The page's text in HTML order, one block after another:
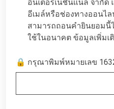
อินเตอร์เนชั่นแนล จำกัด
อีเมล์หรือช่องทางออนไ
สามารถถอนคำยินยอมนี้
ใช้ในอนาคต ข้อมูลเพิ่มเ
🔒 กรุณาพิมพ์หมายเลข